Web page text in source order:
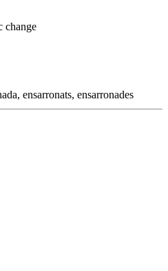
change
, ensarronats, ensarronades